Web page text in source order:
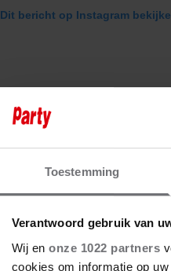
Toestemming
Verantwoord gebruik van
Wij en onze 1022 partners
cookies om informatie op
Dit bericht op Instagram